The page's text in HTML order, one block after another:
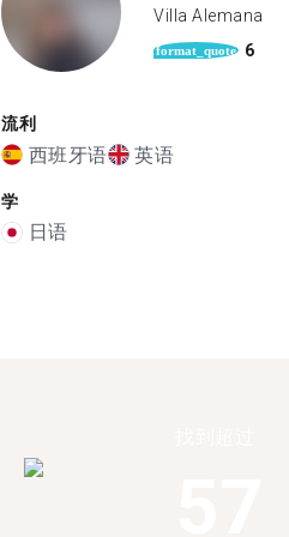
Villa Alemana
format_quote 6
流利
西班牙语 英语
学
日语